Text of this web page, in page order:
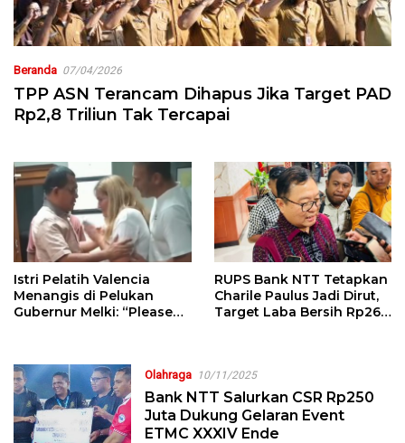
Beranda 07/04/2026
TPP ASN Terancam Dihapus Jika Target PAD
Rp2,8 Triliun Tak Tercapai
Istri Pelatih Valencia
Menangis di Pelukan
Gubernur Melki: “Please
RUPS Bank NTT Tetapkan
Charile Paulus Jadi Dirut,
Target Laba Bersih Rp260
Olahraga 10/11/2025
Bank NTT Salurkan CSR Rp250
Juta Dukung Gelaran Event
ETMC XXXIV Ende